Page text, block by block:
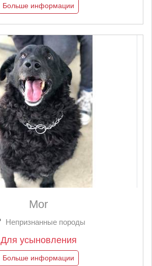
Больше информации
Mor
Непризнанные породы
Для усыновления
Больше информации